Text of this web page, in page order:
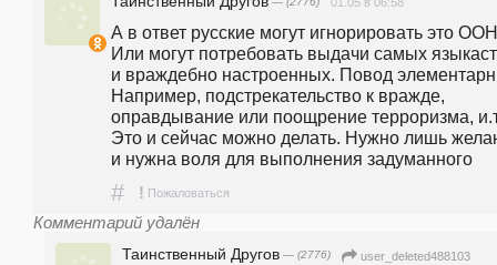
А в ответ русские могут игнорировать это
Или могут потребовать выдачи самых
и враждебно настроенных. Повод
Например, подстрекательство к вражде,
оправдывание или поощрение терроризма,
Это и сейчас можно делать. Нужно лишь
и нужна воля для выполнения задуманного
# ! Пожаловаться
Комментарий удалён
Таинственный Другов — (2776)
user_deleted488103